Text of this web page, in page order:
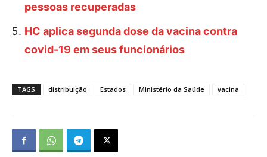
pessoas recuperadas
HC aplica segunda dose da vacina contra
covid-19 em seus funcionários
TAGS distribuição Estados Ministério da Saúde vacina